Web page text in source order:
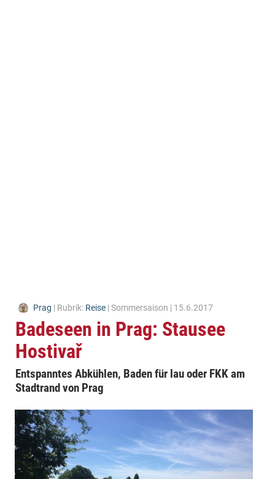
Prag | Rubrik: Reise | Sommersaison | 15.6.2017
Badeseen in Prag: Stausee
Hostivař
Entspanntes Abkühlen, Baden für lau oder FKK am
Stadtrand von Prag